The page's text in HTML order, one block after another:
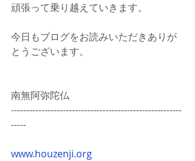
頑張って乗り越えていきます。
今日もブログをお読みいただきありが
とうございます。
南無阿弥陀仏
--------------------------------------------------------
-----
www.houzenji.org